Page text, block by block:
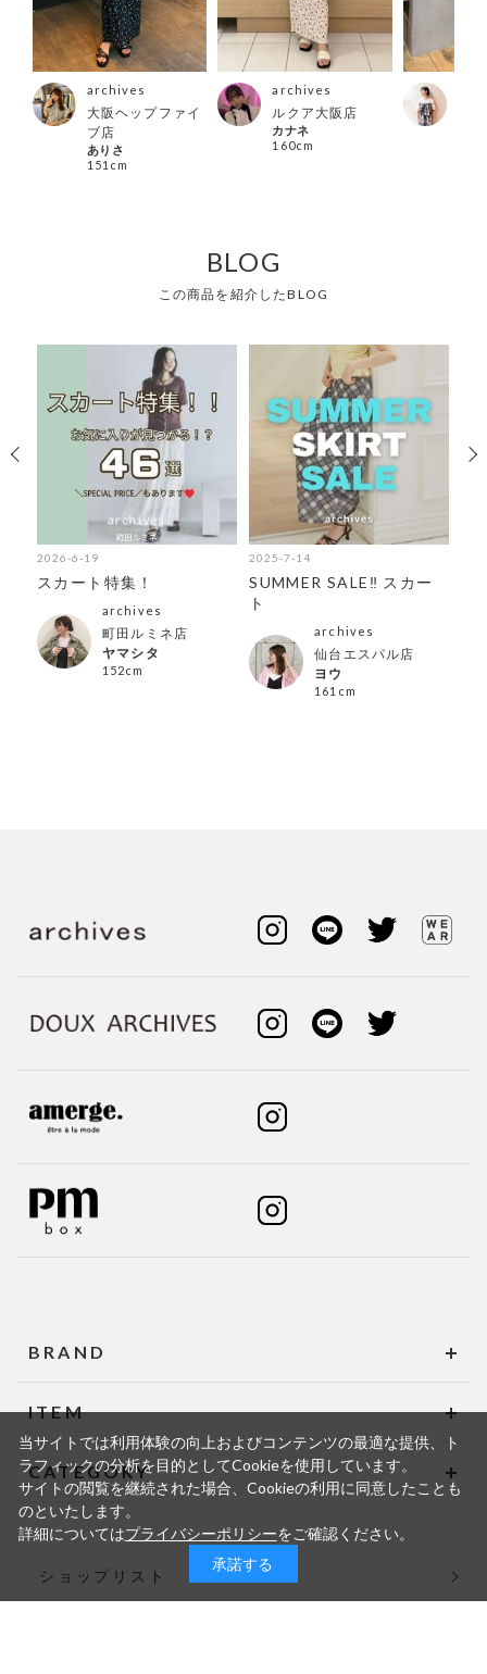
archives
大阪ヘップファイ
ブ店
ありさ
151cm
archives
ルクア大阪店
カナネ
160cm
BLOG
この商品を紹介したBLOG
2026-6-19
スカート特集！
archives
町田ルミネ店
ヤマシタ
152cm
2025-7-14
SUMMER SALE‼︎ スカー
ト
archives
仙台エスパル店
ヨウ
161cm
BRAND
ITEM
CATEGORY
ショップリスト
当サイトでは利用体験の向上およびコンテンツの最適な提供、ト
ラフィックの分析を目的としてCookieを使用しています。
サイトの閲覧を継続された場合、Cookieの利用に同意したことも
のといたします。
詳細についてはプライバシーポリシーをご確認ください。
承諾する